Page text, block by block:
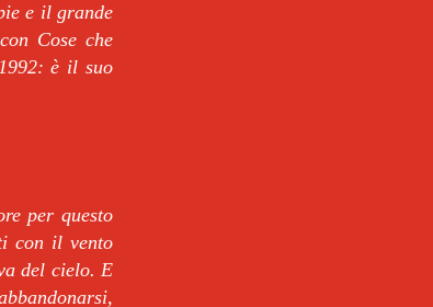
e il grande
Cose che
è il suo
per questo
con il vento
del cielo. E